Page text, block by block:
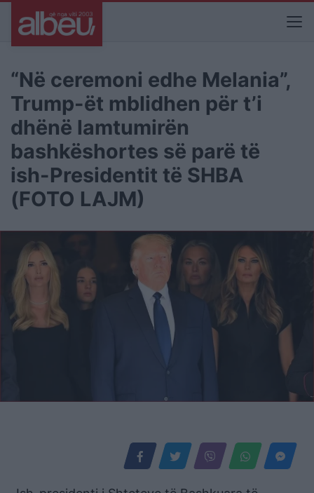
“Në ceremoni edhe Melania”,
Trump-ët mblidhen për t’i
dhënë lamtumirën
bashkëshortes së parë të
ish-Presidentit të SHBA
(FOTO LAJM)